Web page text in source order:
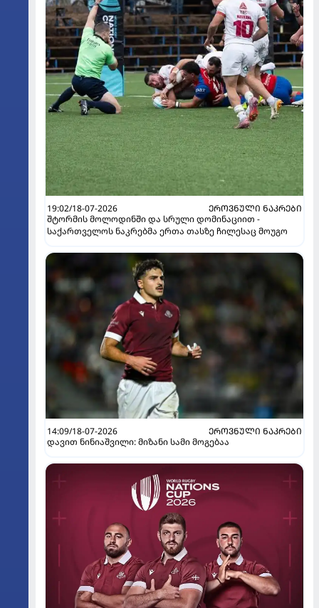
19:02/18-07-2026
ᲔᲠᲝᲕᲜᲣᲚᲘ ᲜᲐᲙᲠᲔᲑᲘ
შტორმის მოლოდინში და სრული დომინაციით -
საქართველოს ნაკრებმა ერთა თასზე ჩილესაც მოუგო
14:09/18-07-2026
ᲔᲠᲝᲕᲜᲣᲚᲘ ᲜᲐᲙᲠᲔᲑᲘ
დავით ნინიაშვილი: მიზანი სამი მოგებაა